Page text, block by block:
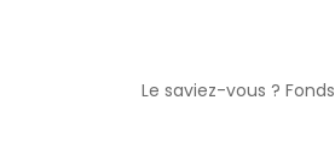
Le saviez-vous ?